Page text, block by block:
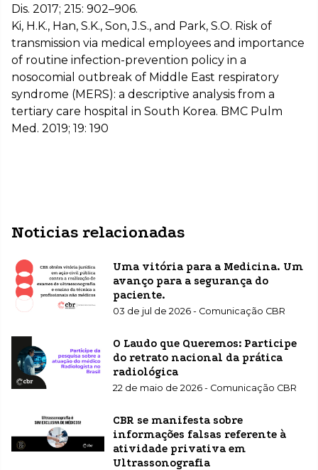
Dis. 2017; 215: 902–906.
Ki, H.K., Han, S.K., Son, J.S., and Park, S.O. Risk of
transmission via medical employees and importance
of routine infection-prevention policy in a
nosocomial outbreak of Middle East respiratory
syndrome (MERS): a descriptive analysis from a
tertiary care hospital in South Korea. BMC Pulm
Med. 2019; 19: 190
Noticias relacionadas
Uma vitória para a Medicina. Um
avanço para a segurança do
paciente.
03 de jul de 2026 - Comunicação CBR
O Laudo que Queremos: Participe
do retrato nacional da prática
radiológica
22 de maio de 2026 - Comunicação CBR
CBR se manifesta sobre
informações falsas referente à
atividade privativa em
Ultrassonografia